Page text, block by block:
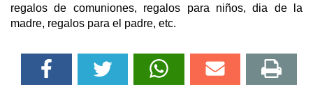
regalos de comuniones, regalos para niños, dia de la
madre, regalos para el padre, etc.